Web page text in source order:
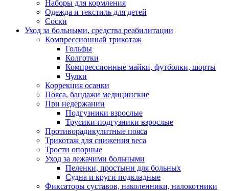
Наборы для кормления
Одежда и текстиль для детей
Соски
Уход за больными, средства реабилитации
Компрессионный трикотаж
Гольфы
Колготки
Компрессионные майки, футболки, шорты
Чулки
Коррекция осанки
Пояса, бандажи медицинские
При недержании
Подгузники взрослые
Трусики-подгузники взрослые
Противорадикулитные пояса
Трикотаж для снижения веса
Трости опорные
Уход за лежачими больными
Пеленки, простыни для больных
Судна и круги подкладные
Фиксаторы суставов, наколенники, налокотники